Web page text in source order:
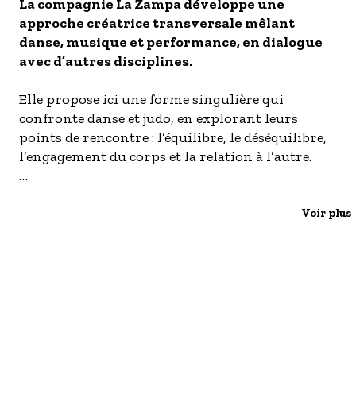
La compagnie La Zampa développe une
approche créatrice transversale mêlant
danse, musique et performance, en dialogue
avec d’autres disciplines.
Elle propose ici une forme singulière qui
confronte danse et judo, en explorant leurs
points de rencontre : l’équilibre, le déséquilibre,
l’engagement du corps et la relation à l’autre.
Luydlin et Camilo Sarasa Molina, accompagnésVoir plus